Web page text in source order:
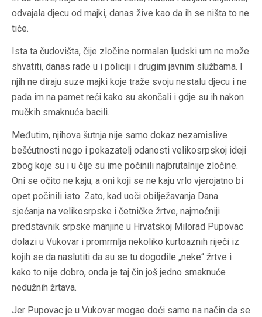
odvajala djecu od majki, danas žive kao da ih se ništa to ne
tiče.
Ista ta čudovišta, čije zločine normalan ljudski um ne može
shvatiti, danas rade u i policiji i drugim javnim službama. I
njih ne diraju suze majki koje traže svoju nestalu djecu i ne
pada im na pamet reći kako su skončali i gdje su ih nakon
mučkih smaknuća bacili.
Međutim, njihova šutnja nije samo dokaz nezamislive
bešćutnosti nego i pokazatelj odanosti velikosrpskoj ideji
zbog koje su i u čije su ime počinili najbrutalnije zločine.
Oni se očito ne kaju, a oni koji se ne kaju vrlo vjerojatno bi
opet počinili isto. Zato, kad uoči obilježavanja Dana
sjećanja na velikosrpske i četničke žrtve, najmoćniji
predstavnik srpske manjine u Hrvatskoj Milorad Pupovac
dolazi u Vukovar i promrmlja nekoliko kurtoaznih riječi iz
kojih se da naslutiti da su se tu dogodile „neke“ žrtve i
kako to nije dobro, onda je taj čin još jedno smaknuće
nedužnih žrtava.
Jer Pupovac je u Vukovar mogao doći samo na način da se